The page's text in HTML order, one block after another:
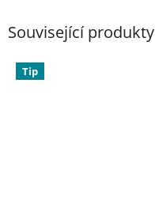
Související produkty
Tip